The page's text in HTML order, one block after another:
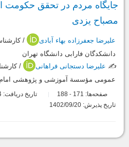
جایگاه مردم در تحقق حکومت
مصباح یزدی
علیرضا جعفرزاده بهاء آبادی
/
دانشکدگان فارابی دانشگاه تهران
✍️ علیرضا دستجانی فراهانی
/
عمومی مؤسسة آموزشی و پژوهشی
صفحه‌ها: 171
-
تاریخ دریافت: 1402/07/14
تاریخ پذیرش: 1402/09/20